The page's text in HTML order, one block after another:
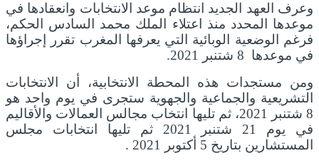
وعرف العهد الجديد انتظام موعد الانتخابات وانعقادها في
موعدها المحدد منذ اعتلاء الملك محمد السادس الحكم،
فرغم الوضعية الوبائية التي يعرفها المغرب تقرر إجراؤها
في موعدها 8 شتنبر 2021.
ومن مستجدات هذه المحطة الانتخابية، أن الانتخابات
التشريعية والجماعية والجهوية ستجرى في يوم واحد هو
8 شتنبر 2021، ثم تليها انتخاب مجالس العمالات والأقاليم
في يوم 21 شتنبر 2021 ثم تليها انتخابات مجلس
المستشارين بتاريخ 5 أكتوبر 2021 .